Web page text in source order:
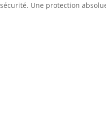
Une protection